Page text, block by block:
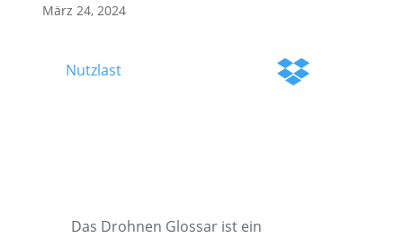
März 24, 2024
Nutzlast
Das Drohnen Glossar ist ein